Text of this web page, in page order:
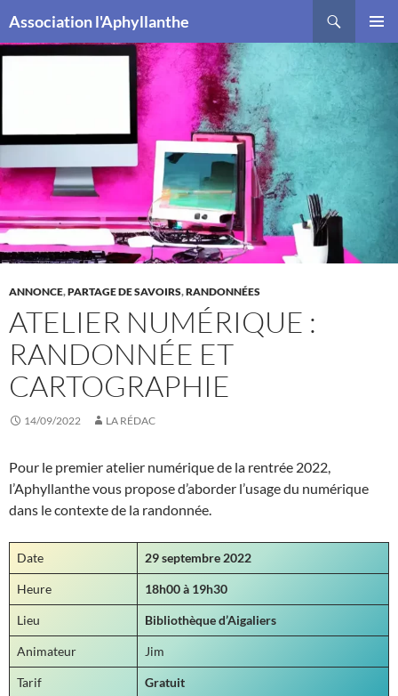
Association l'Aphyllanthe
AU
ANNONCE,PARTAGE DE SAVOIRS,RANDONNÉES
ATELIER NUMÉRIQUE :
RANDONNÉE ET
CARTOGRAPHIE
14/09/2022 LA RÉDAC
Pour le premier atelier numérique de la rentrée 2022,
l’Aphyllanthe vous propose d’aborder l’usage du numérique
dans le contexte de la randonnée.
Date 29 septembre 2022
Heure 18h00 à 19h30
Lieu Bibliothèque d’Aigaliers
Animateur Jim
Tarif Gratuit